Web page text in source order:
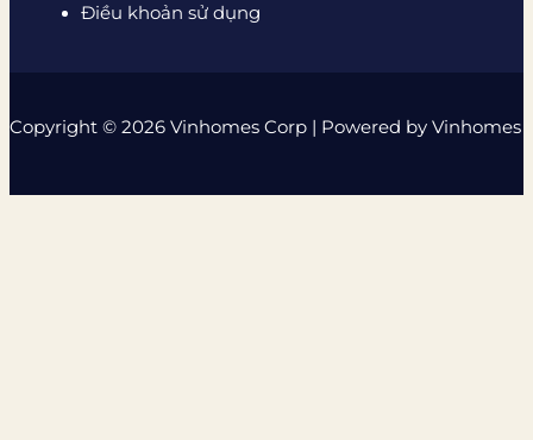
Điều khoản sử dụng
Copyright © 2026 Vinhomes Corp | Powered by Vinhomes